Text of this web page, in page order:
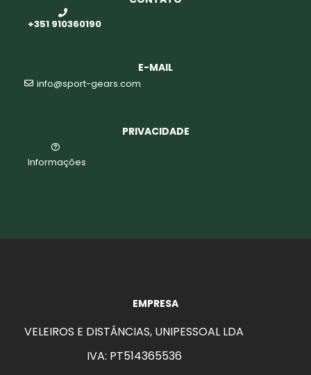
+351 910360190
E-MAIL
info@sport-gears.com
PRIVACIDADE
Informações
EMPRESA
VELEIROS E DISTÂNCIAS, UNIPESSOAL LDA
IVA: PT514365536